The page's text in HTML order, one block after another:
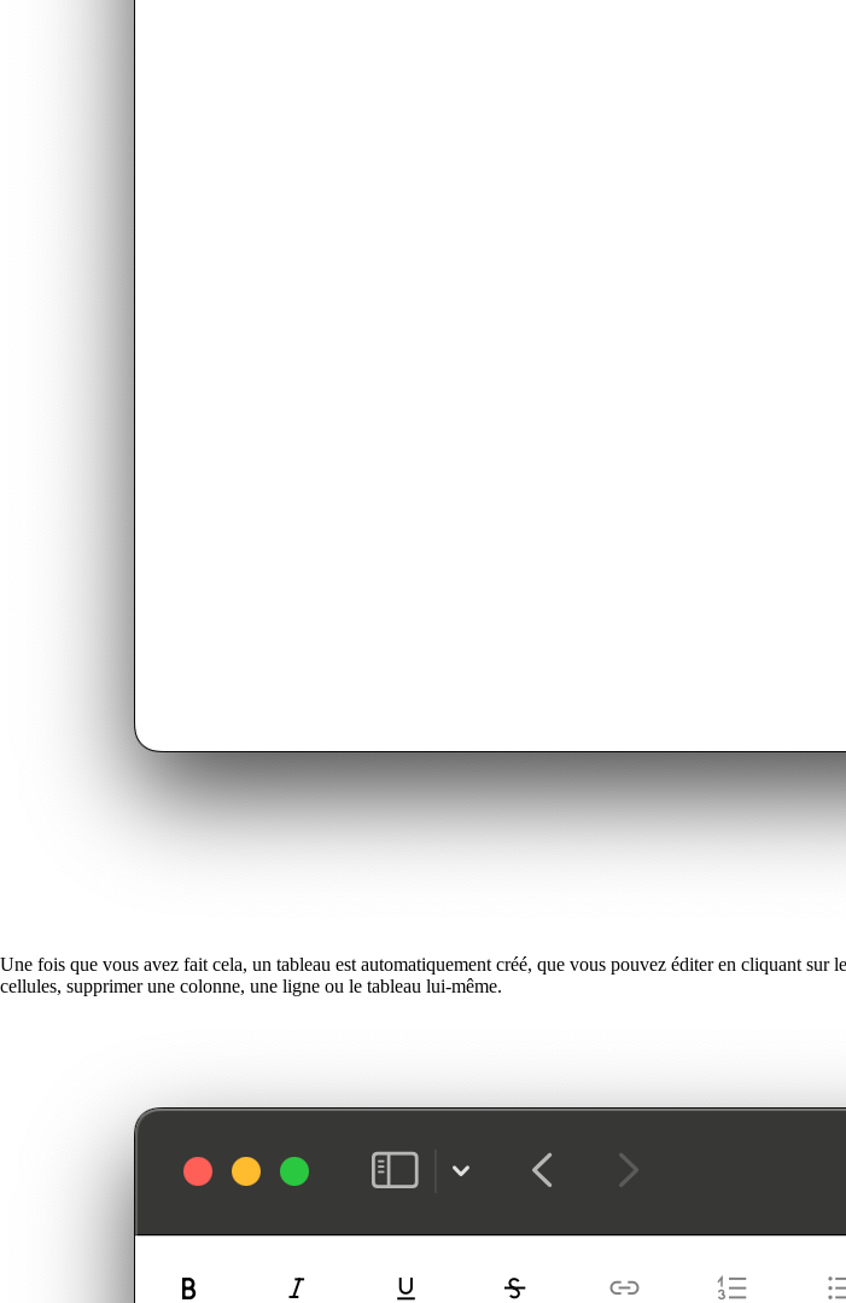
Une fois que vous avez fait cela, un tableau est automatiquement créé, que vous pouvez éditer en cliquant
cellules, supprimer une colonne, une ligne ou le tableau lui-même.